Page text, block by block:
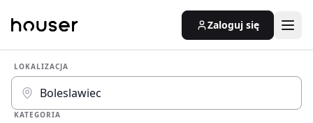
Zaloguj się
LOKALIZACJA
KATEGORIA